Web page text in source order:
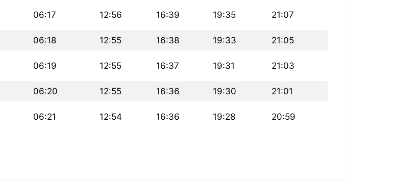
06:17 12:56 16:39 19:35 21:07
06:18 12:55 16:38 19:33 21:05
06:19 12:55 16:37 19:31 21:03
06:20 12:55 16:36 19:30 21:01
06:21 12:54 16:36 19:28 20:59